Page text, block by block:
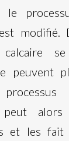
peuvent
peut
et les fait